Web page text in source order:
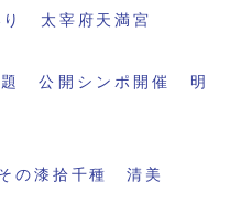
り 太宰府天満宮
題 公開シンポ開催 明
の漆拾千種 清美